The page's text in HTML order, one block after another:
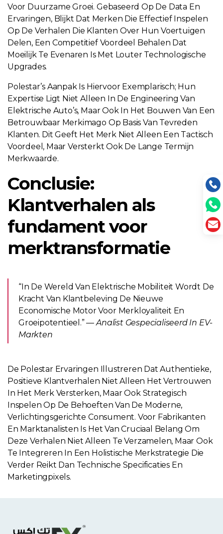
Voor Duurzame Groei. Gebaseerd Op De Data En
Ervaringen, Blijkt Dat Merken Die Effectief Inspelen
Op De Verhalen Die Klanten Over Hun Voertuigen
Delen, Een Competitief Voordeel Behalen Dat
Moeilijk Te Evenaren Is Met Louter Technologische
Upgrades.
Polestar’s Aanpak Is Hiervoor Exemplarisch; Hun
Expertise Ligt Niet Alleen In De Engineering Van
Elektrische Auto’s, Maar Ook In Het Bouwen Van Een
Betrouwbaar Merkimago Op Basis Van Tevreden
Klanten. Dit Geeft Het Merk Niet Alleen Een Tactisch
Voordeel, Maar Versterkt Ook De Lange Termijn
Merkwaarde.
Conclusie:
Klantverhalen als
fundament voor
merktransformatie
“In De Wereld Van Elektrische Mobiliteit Wordt De
Kracht Van Klantbeleving De Nieuwe
Economische Motor Voor Merkloyaliteit En
Groeipotentieel.” —Analist Gespecialiseerd In EV-
Markten
De Polestar Ervaringen Illustreren Dat Authentieke,
Positieve Klantverhalen Niet Alleen Het Vertrouwen
In Het Merk Versterken, Maar Ook Strategisch
Inspelen Op De Behoeften Van De Moderne,
Verlichtingsgerichte Consument. Voor Fabrikanten
En Marktanalisten Is Het Van Cruciaal Belang Om
Deze Verhalen Niet Alleen Te Verzamelen, Maar Ook
Te Integreren In Een Holistische Merkstrategie Die
Verder Reikt Dan Technische Specificaties En
Marketingpixels.